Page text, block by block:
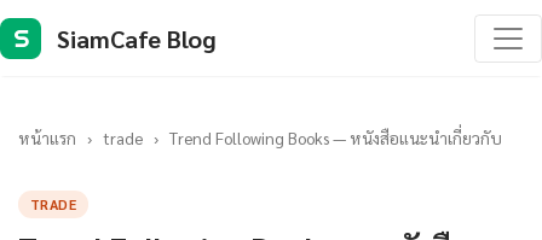
S SiamCafe Blog
หน้าแรก › trade › Trend Following Books — หนังสือแนะนำเกี่ยวกับ
TRADE